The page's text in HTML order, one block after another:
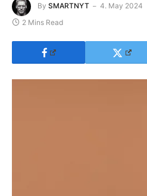
By SMARTNYT 4. May 2024
2 Mins Read